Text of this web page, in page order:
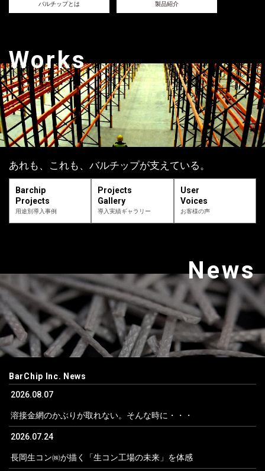
バルチップとは 製品紹介
Works
あれも、これも、バルチップが支えている。
Barchip
Projects
用途別導入事例
Projects
Gallery
導入実績ギャラリー
User
Voices
お客様の声
News
BarChip Inc. News
2026.08.07
溶接金網のかぶりが取れない。そんな時に・・・
2026.07.24
長岡生コン㈱が描く「生コン工場の未来」を体感